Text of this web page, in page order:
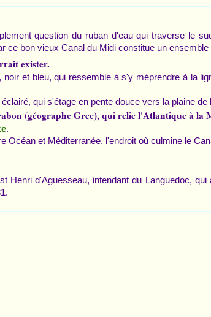
question du ruban d'eau qui traverse le
ce bon vieux Canal du Midi constitue un ensemble
exister.
et bleu, qui ressemble à s'y méprendre à la
qui s'étage en pente douce vers la plaine de
(géographe Grec), qui relie l'Atlantique à la
.
Océan et Méditerranée, l'endroit où culmine le
Henri d'Aguesseau, intendant du Languedoc, qui